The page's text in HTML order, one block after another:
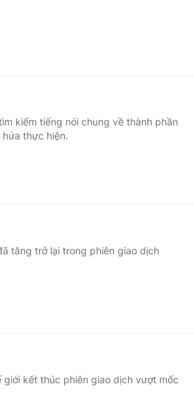
kiếm tiếng nói chung về thành phần
thực hiện.
tăng trở lại trong phiên giao dịch
kết thúc phiên giao dịch vượt mốc